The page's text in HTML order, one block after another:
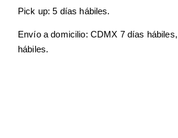
Pick up: 5 días hábiles.
Envío a domicilio: CDMX 7 días
hábiles.